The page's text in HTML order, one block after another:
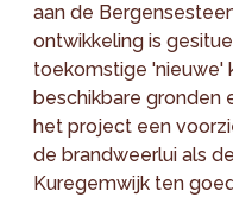
aan de
ontwikkeling is
toekomstige 'nieuwe'
beschikbare gronden
het project een
de brandweerlui als
Kuregemwijk ten